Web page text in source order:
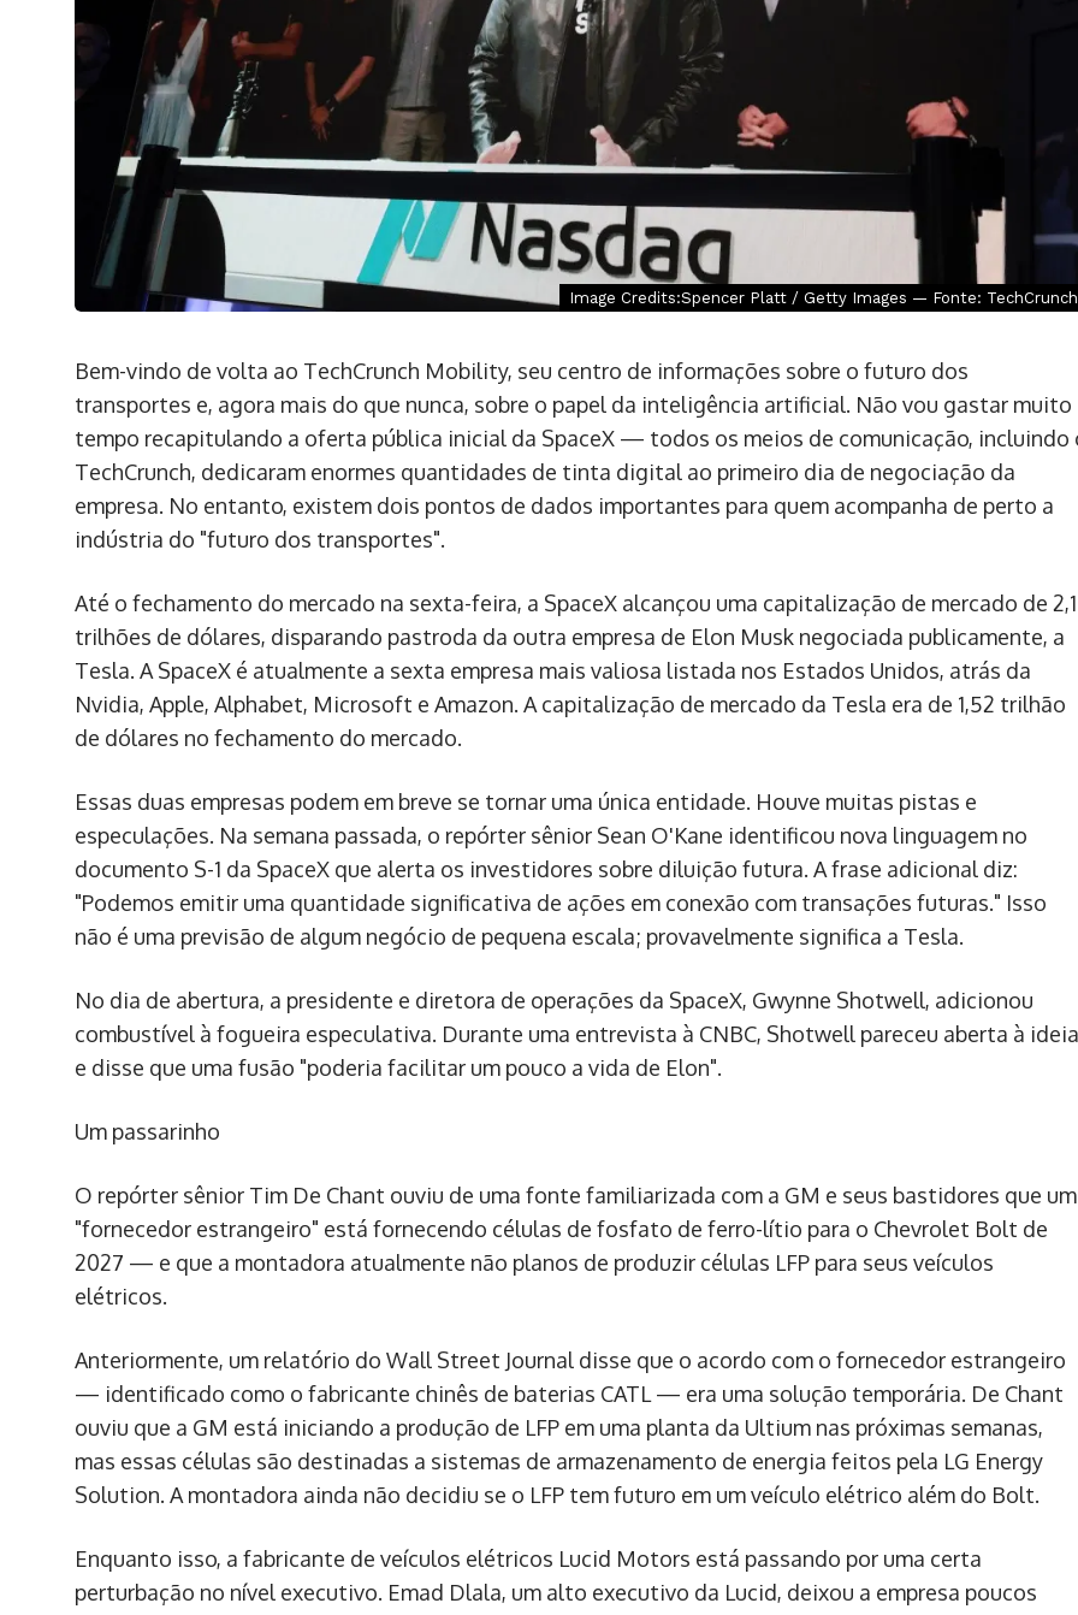
Image Credits:Spencer Platt / Getty Images — Fonte: TechCrunch
Bem-vindo de volta ao TechCrunch Mobility, seu centro de informações sobre o futuro dos
transportes e, agora mais do que nunca, sobre o papel da inteligência artificial. Não vou gastar muito
tempo recapitulando a oferta pública inicial da SpaceX — todos os meios de comunicação, incluindo
TechCrunch, dedicaram enormes quantidades de tinta digital ao primeiro dia de negociação da
empresa. No entanto, existem dois pontos de dados importantes para quem acompanha de perto a
indústria do "futuro dos transportes".
Até o fechamento do mercado na sexta-feira, a SpaceX alcançou uma capitalização de mercado de 2,1
trilhões de dólares, disparando pastroda da outra empresa de Elon Musk negociada publicamente, a
Tesla. A SpaceX é atualmente a sexta empresa mais valiosa listada nos Estados Unidos, atrás da
Nvidia, Apple, Alphabet, Microsoft e Amazon. A capitalização de mercado da Tesla era de 1,52 trilhão
de dólares no fechamento do mercado.
Essas duas empresas podem em breve se tornar uma única entidade. Houve muitas pistas e
especulações. Na semana passada, o repórter sênior Sean O'Kane identificou nova linguagem no
documento S-1 da SpaceX que alerta os investidores sobre diluição futura. A frase adicional diz:
"Podemos emitir uma quantidade significativa de ações em conexão com transações futuras." Isso
não é uma previsão de algum negócio de pequena escala; provavelmente significa a Tesla.
No dia de abertura, a presidente e diretora de operações da SpaceX, Gwynne Shotwell, adicionou
combustível à fogueira especulativa. Durante uma entrevista à CNBC, Shotwell pareceu aberta à ideia
e disse que uma fusão "poderia facilitar um pouco a vida de Elon".
Um passarinho
O repórter sênior Tim De Chant ouviu de uma fonte familiarizada com a GM e seus bastidores que um
"fornecedor estrangeiro" está fornecendo células de fosfato de ferro-lítio para o Chevrolet Bolt de
2027 — e que a montadora atualmente não planos de produzir células LFP para seus veículos
elétricos.
Anteriormente, um relatório do Wall Street Journal disse que o acordo com o fornecedor estrangeiro
— identificado como o fabricante chinês de baterias CATL — era uma solução temporária. De Chant
ouviu que a GM está iniciando a produção de LFP em uma planta da Ultium nas próximas semanas,
mas essas células são destinadas a sistemas de armazenamento de energia feitos pela LG Energy
Solution. A montadora ainda não decidiu se o LFP tem futuro em um veículo elétrico além do Bolt.
Enquanto isso, a fabricante de veículos elétricos Lucid Motors está passando por uma certa
perturbação no nível executivo. Emad Dlala, um alto executivo da Lucid, deixou a empresa poucos